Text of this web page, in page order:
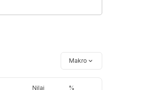
Makro
Nilai %